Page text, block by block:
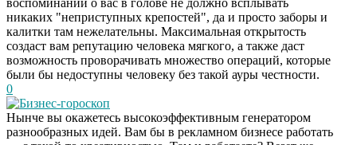
никаких "неприступных крепостей", да и просто заборы и
калитки там нежелательны. Максимальная открытость
создаст вам репутацию человека мягкого, а также даст
возможность проворачивать множество операций, которые
были бы недоступны человеку без такой ауры честности.
0
Бизнес-гороскоп
Нынче вы окажетесь высокоэффективным генератором
разнообразных идей. Вам бы в рекламном бизнесе работать